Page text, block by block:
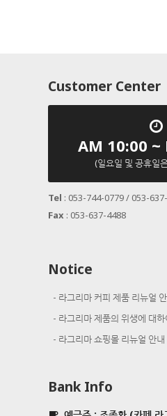
Customer Center
AM 10:00 ~
(일요일 및 공휴일
Tel : 053-744-0779 / 053-
Fax : 053-637-4488
Notice
라그리마 커피 제품 리뉴얼
라그리마 제품의 위생에 대하
라그리마 쇼핑몰 리뉴얼 안내
Bank Info